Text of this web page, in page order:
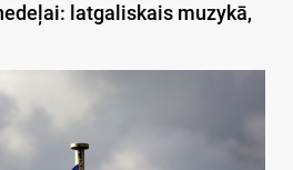
latgaliskais muzykā,